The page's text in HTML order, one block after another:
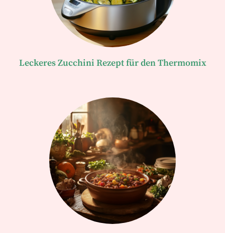
Leckeres Zucchini Rezept für den Thermomix